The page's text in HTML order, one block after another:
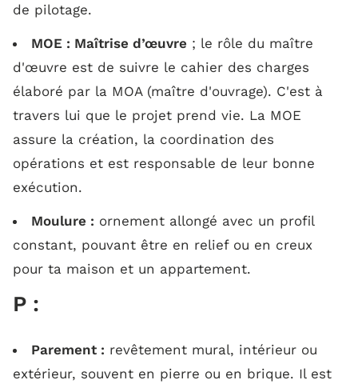
de pilotage.
MOE : Maîtrise d’œuvre ; le rôle du maître
d'œuvre est de suivre le cahier des charges
élaboré par la MOA (maître d'ouvrage). C'est à
travers lui que le projet prend vie. La MOE
assure la création, la coordination des
opérations et est responsable de leur bonne
exécution.
Moulure : ornement allongé avec un profil
constant, pouvant être en relief ou en creux
pour ta maison et un appartement.
P :
Parement : revêtement mural, intérieur ou
extérieur, souvent en pierre ou en brique. Il est